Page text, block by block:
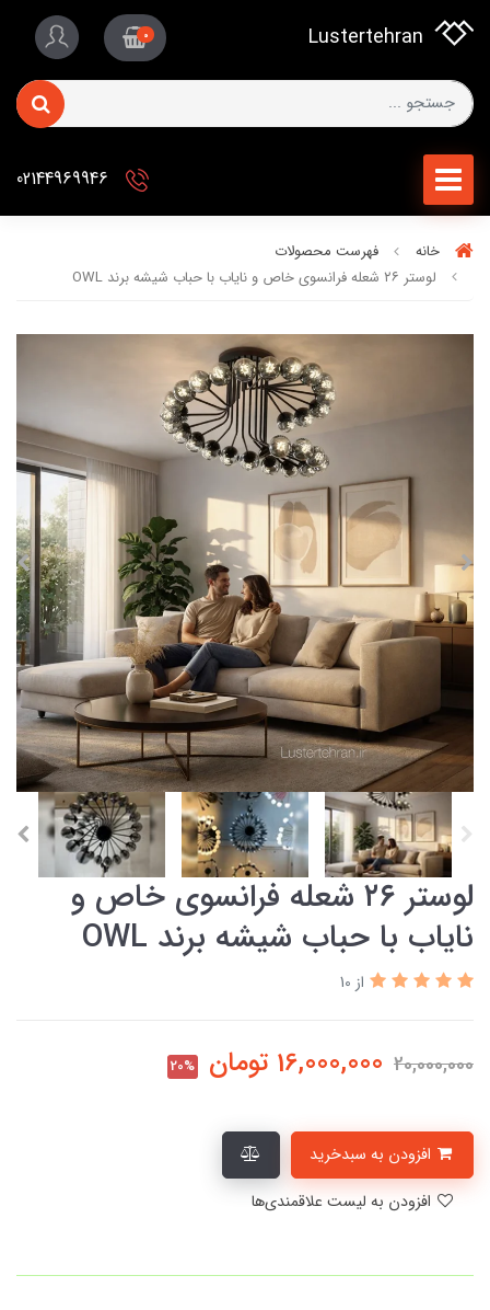
Lustertehran
0
خانه
فهرست محصولات
لوستر ۲۶ شعله فرانسوی خاص و نایاب با حباب شیشه برند OWL
لوستر ۲۶ شعله فرانسوی خاص و
نایاب با حباب شیشه برند OWL
از 10
20,000,000
16,000,000 تومان 20%